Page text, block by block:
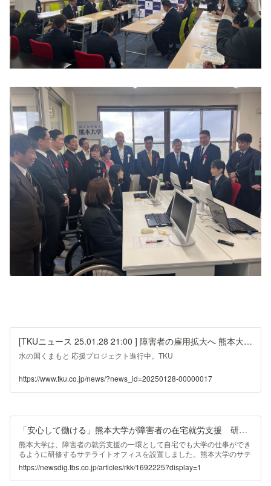
[TKUニュース 25.01.28 21:00 ] 障害者の雇用拡大へ 熊本大学サテライトオフィス開設 国立大で九州初
水の国くまもと 応援プロジェクト進行中。TKU
https://www.tku.co.jp/news/?news_id=20250128-00000017
「安心して働ける」熊本大学が障害者の在宅就労支援 研修用のサテライトオフィスを開設 | 熊本のニュース｜RKK NEWS｜RKK熊本放送 (1ページ)
熊本大学は、障害者の就労支援の一環として自宅でも大学の仕事ができ
るように研修するサテライトオフィスを設置しました。熊本大学のサテ
ライトオフィスは、障害者の在宅就労を支援するNPO法人の事業所内に
設置さ… (1ページ)
https://newsdig.tbs.co.jp/articles/rkk/1692225?display=1